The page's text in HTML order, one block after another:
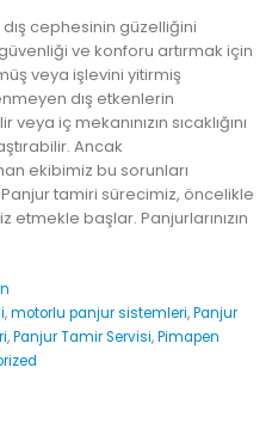
cephesinin güzelliğini
ve konforu artırmak için
veya işlevini yitirmiş
dış etkenlerin
iç mekanınızın sıcaklığını
Ancak
ekibimiz bu sorunları
tamiri sürecimiz, öncelikle
başlar. Panjurlarınızın
,motorlu panjur sistemleri,Panjur
,Panjur Tamir Servisi,Pimapen